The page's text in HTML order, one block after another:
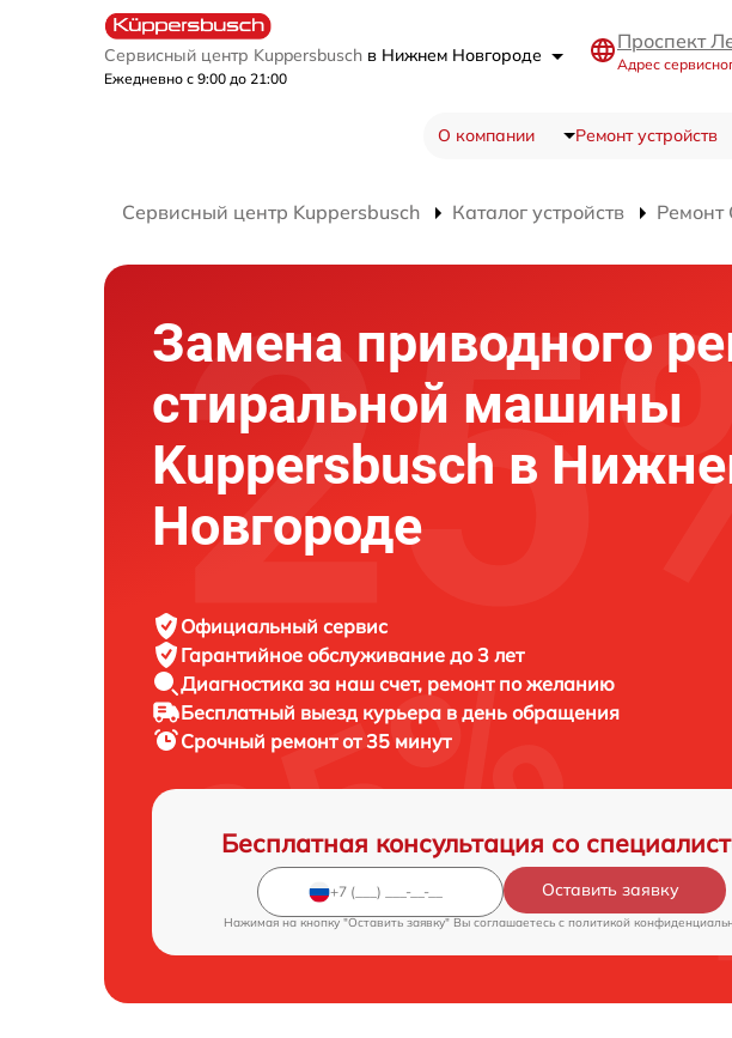
Сервисный центр Kuppersbusch в Нижнем Новгороде
Ежедневно с 9:00 до 21:00
Проспект
Адрес
О компании Ремонт устройств
Сервисный центр Kuppersbusch Каталог устройств
Замена приводного
стиральной машины
Kuppersbusch в
Новгороде
Официальный сервис
Гарантийное обслуживание до 3 лет
Диагностика за наш счет, ремонт по желанию
Бесплатный выезд курьера в день обращения
Срочный ремонтот 35 минут
Бесплатная консультация со
Оставить заявку
Нажимая на кнопку "Оставить заявку" Вы соглашаетесь c политикой